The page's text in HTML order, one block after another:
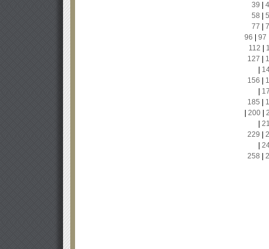
39
58
77
96
97
112
127
156
185
200|
229
258